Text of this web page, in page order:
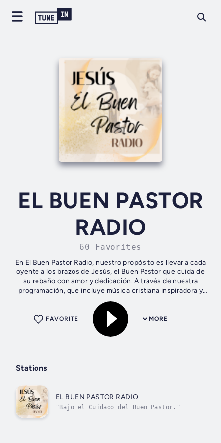
EL BUEN PASTOR
RADIO
60 Favorites
En El Buen Pastor Radio, nuestro propósito es llevar a cada
oyente a los brazos de Jesús, el Buen Pastor que cuida de
su rebaño con amor y dedicación. A través de nuestra
programación, que incluye música cristiana inspiradora y
mensajes bíblicos...
MORE
FAVORITE
Stations
EL BUEN PASTOR RADIO
"Bajo el Cuidado del Buen Pastor."